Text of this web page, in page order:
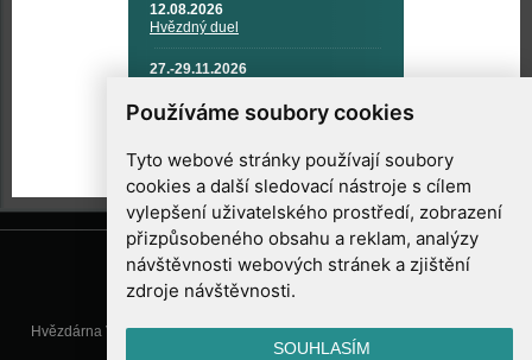
Používáme soubory cookies
Tyto webové stránky používají soubory
cookies a další sledovací nástroje s cílem
vylepšení uživatelského prostředí, zobrazení
přizpůsobeného obsahu a reklam, analýzy
návštěvnosti webových stránek a zjištění
zdroje návštěvnosti.
SOUHLASÍM
12.08.2026
Hvězdný duel
27.-29.11.2026
TECHNIKA A KOSMICKÉ
TECHNOLOGIE
Hvězdárna Valašské Meziříčí, příspěvková organizace, Vsetínská 78, 757
01 Valašské Meziříčí